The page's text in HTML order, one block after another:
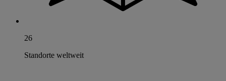
26
Standorte weltweit